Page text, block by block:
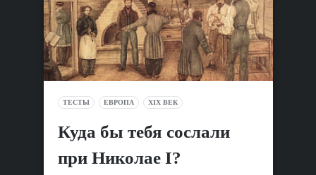
ТЕСТЫ ЕВРОПА XIX ВЕК
Куда бы тебя сослали
при Николае I?